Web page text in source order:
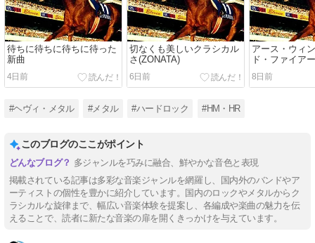
待ちに待ちに待ちに待った
新曲
4日前
切なくも美しいクラシカル
さ(ZONATA)
6日前
アース・ウィ
ド・ファイア
8日前
#ヘヴィ・メタル #メタル #ハードロック #HM・HR
このブログのここがポイント
多ジャンルを巧みに融合、鮮やかな音色と表現
掲載されている記事は多彩な音楽ジャンルを網羅し、国内外のバンドやア
ーティストの個性を豊かに紹介しています。国内のロックやメタルからク
ラシカルな旋律まで、幅広い音楽体験を提案し、各編成や楽曲の魅力を伝
えることで、読者に新たな音楽の扉を開くきっかけを与えています。